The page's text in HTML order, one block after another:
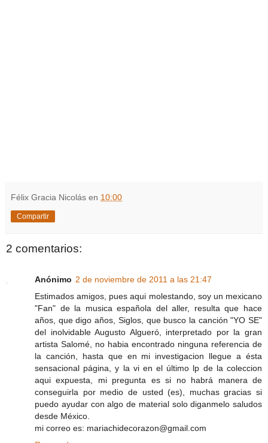
Félix Gracia Nicolás en 10:00
Compartir
2 comentarios:
Anónimo 2 de noviembre de 2011 a las 21:47
Estimados amigos, pues aqui molestando, soy un mexicano
"Fan" de la musica española del aller, resulta que hace
años, que digo años, Siglos, que busco la canción "YO SE"
del inolvidable Augusto Algueró, interpretado por la gran
artista Salomé, no habia encontrado ninguna referencia de
la canción, hasta que en mi investigacion llegue a ésta
sensacional página, y la vi en el último lp de la coleccion
aqui expuesta, mi pregunta es si no habrá manera de
conseguirla por medio de usted (es), muchas gracias si
puedo ayudar con algo de material solo diganmelo saludos
desde México.
mi correo es: mariachidecorazon@gmail.com